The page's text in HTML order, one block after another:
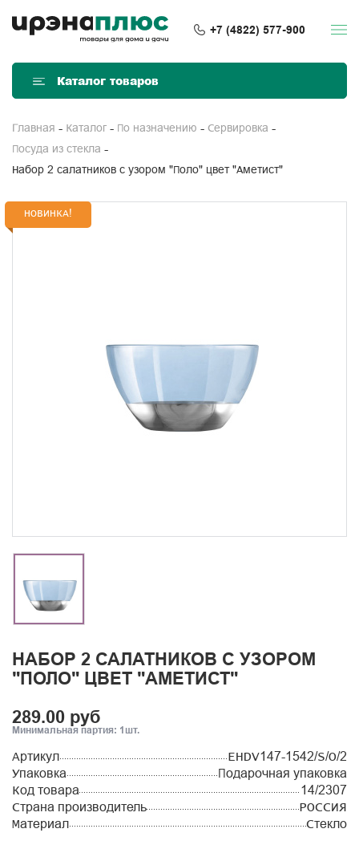
+7 (4822) 577-900
Каталог товаров
Главная Каталог По назначению Сервировка
Посуда из стекла
Набор 2 салатников с узором "Поло" цвет "Аметист"
НОВИНКА!
НАБОР 2 САЛАТНИКОВ С УЗОРОМ
"ПОЛО" ЦВЕТ "АМЕТИСТ"
289.00 руб
Минимальная партия: 1шт.
Артикул
EHDV147-1542/S/O/2
Упаковка
Подарочная упаковка
Код товара
14/2307
Страна производитель
РОССИЯ
Материал
Стекло